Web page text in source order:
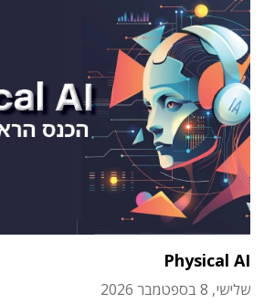
Physical AI
שלישי, 8 בספטמבר 2026